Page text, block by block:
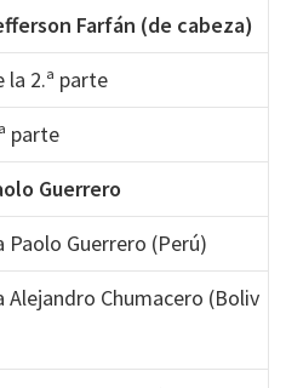
Farfán (de cabeza)
la 2.ª parte
parte
Guerrero
Paolo Guerrero (Perú)
Alejandro Chumacero (Boliv